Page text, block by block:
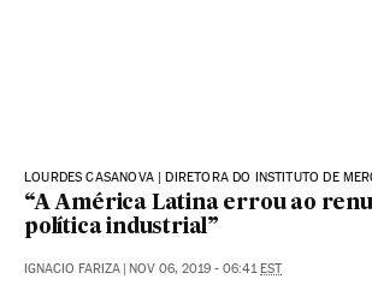
LOURDES CASANOVA | DIRETORA DO INSTITUTO DE
“A América Latina errou ao
política industrial”
IGNACIO FARIZA | NOV 06, 2019 - 06:41EST